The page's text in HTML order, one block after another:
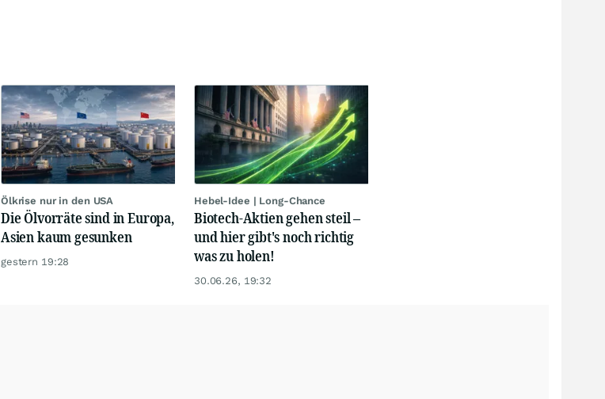
Ölkrise nur in den USA
Die Ölvorräte sind in Europa,
Asien kaum gesunken
gestern 19:28
Hebel-Idee | Long-Chance
Biotech-Aktien gehen steil –
und hier gibt's noch richtig
was zu holen!
30.06.26, 19:32